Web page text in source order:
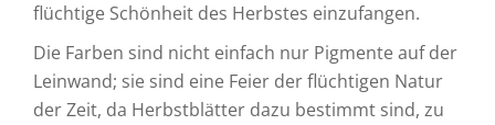
flüchtige Schönheit des Herbstes einzufangen.
Die Farben sind nicht einfach nur Pigmente auf der
Leinwand; sie sind eine Feier der flüchtigen Natur
der Zeit, da Herbstblätter dazu bestimmt sind, zu